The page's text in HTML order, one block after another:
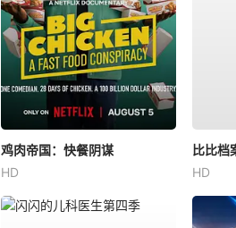
鸡肉帝国：快餐阴谋
HD
比比档
HD